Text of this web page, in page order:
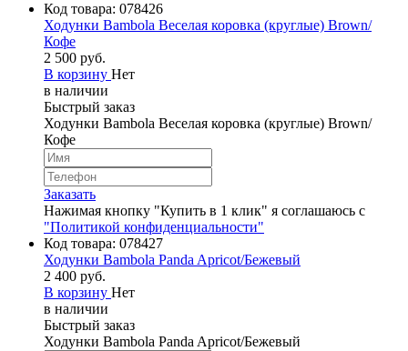
Код товара: 078426
Ходунки Bambola Веселая коровка (круглые) Brown/
Кофе
2 500 руб.
В корзину Нет
в наличии
Быстрый заказ
Ходунки Bambola Веселая коровка (круглые) Brown/
Кофе
Заказать
Нажимая кнопку "Купить в 1 клик" я соглашаюсь с
"Политикой конфиденциальности"
Код товара: 078427
Ходунки Bambola Panda Apricot/Бежевый
2 400 руб.
В корзину Нет
в наличии
Быстрый заказ
Ходунки Bambola Panda Apricot/Бежевый